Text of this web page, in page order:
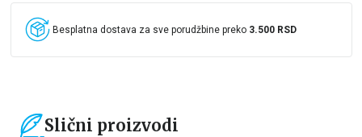
Besplatna dostava za sve porudžbine preko 3.500 RSD
Slični proizvodi